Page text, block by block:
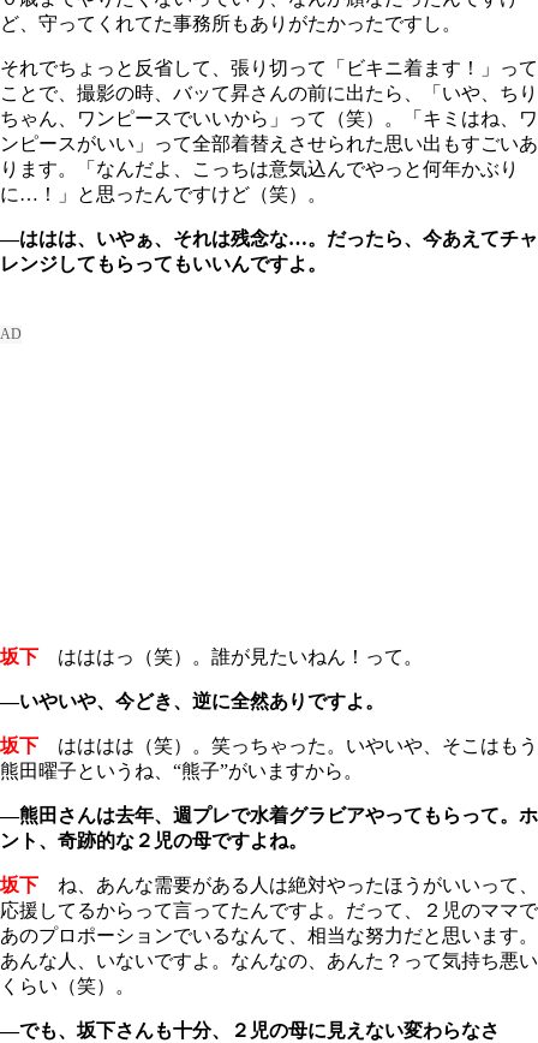
ど、守ってくれてた事務所もありがたかったですし。
それでちょっと反省して、張り切って「ビキニ着ます！」って
ことで、撮影の時、バッて昇さんの前に出たら、「いや、ちり
ちゃん、ワンピースでいいから」って（笑）。「キミはね、ワ
ンピースがいい」って全部着替えさせられた思い出もすごいあ
ります。「なんだよ、こっちは意気込んでやっと何年かぶり
に…！」と思ったんですけど（笑）。
―ははは、いやぁ、それは残念な…。だったら、今あえてチャ
レンジしてもらってもいいんですよ。
坂下 はははっ（笑）。誰が見たいねん！って。
―いやいや、今どき、逆に全然ありですよ。
坂下
はははは（笑）。笑っちゃった。いやいや、そこはもう
熊田曜子というね、“熊子”がいますから。
―熊田さんは去年、週プレで水着グラビアやってもらって。ホ
ント、奇跡的な２児の母ですよね。
坂下 ね、あんな需要がある人は絶対やったほうがいいって、
応援してるからって言ってたんですよ。だって、２児のママで
あのプロポーションでいるなんて、相当な努力だと思います。
あんな人、いないですよ。なんなの、あんた？って気持ち悪い
くらい（笑）。
―でも、坂下さんも十分、２児の母に見えない変わらなさ